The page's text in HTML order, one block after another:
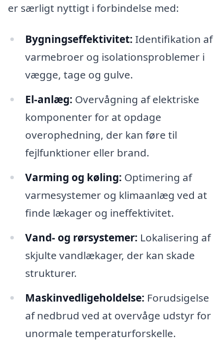
er særligt nyttigt i forbindelse med:
Bygningseffektivitet: Identifikation af
varmebroer og isolationsproblemer i
vægge, tage og gulve.
El-anlæg: Overvågning af elektriske
komponenter for at opdage
overophedning, der kan føre til
fejlfunktioner eller brand.
Varming og køling: Optimering af
varmesystemer og klimaanlæg ved at
finde lækager og ineffektivitet.
Vand- og rørsystemer: Lokalisering af
skjulte vandlækager, der kan skade
strukturer.
Maskinvedligeholdelse: Forudsigelse
af nedbrud ved at overvåge udstyr for
unormale temperaturforskelle.